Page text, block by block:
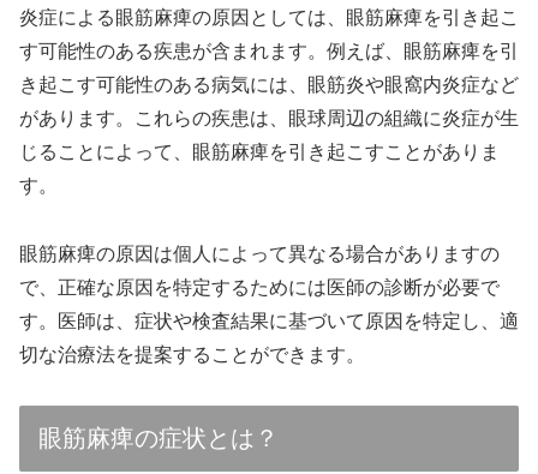
炎症による眼筋麻痺の原因としては、眼筋麻痺を引き起こ
す可能性のある疾患が含まれます。例えば、眼筋麻痺を引
き起こす可能性のある病気には、眼筋炎や眼窩内炎症など
があります。これらの疾患は、眼球周辺の組織に炎症が生
じることによって、眼筋麻痺を引き起こすことがありま
す。
眼筋麻痺の原因は個人によって異なる場合がありますの
で、正確な原因を特定するためには医師の診断が必要で
す。医師は、症状や検査結果に基づいて原因を特定し、適
切な治療法を提案することができます。
眼筋麻痺の症状とは？